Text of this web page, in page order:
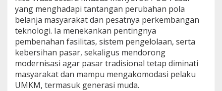
yang menghadapi tantangan perubahan pola
belanja masyarakat dan pesatnya perkembangan
teknologi. Ia menekankan pentingnya
pembenahan fasilitas, sistem pengelolaan, serta
kebersihan pasar, sekaligus mendorong
modernisasi agar pasar tradisional tetap diminati
masyarakat dan mampu mengakomodasi pelaku
UMKM, termasuk generasi muda.